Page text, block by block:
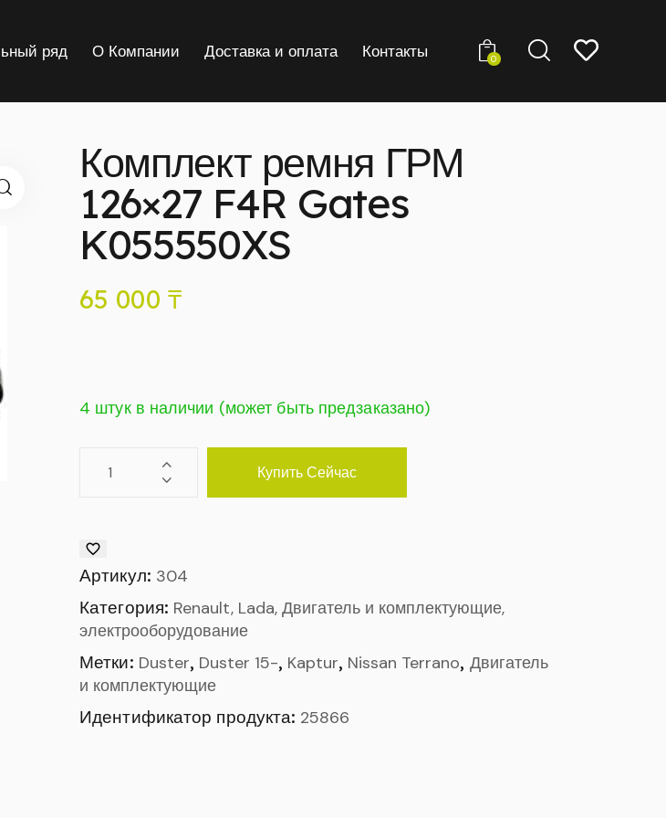
ряд О Компании Доставка и оплата Контакты 0
Комплект ремня ГРМ
126×27 F4R Gates
K055550XS
65 000 ₸
4 штук в наличии (может быть предзаказано)
Купить Сейчас
Артикул: 304
Категория: Renault, Lada, Двигатель и комплектующие,
электрооборудование
Метки: Duster, Duster 15-, Kaptur, Nissan Terrano, Двигатель
и комплектующие
Идентификатор продукта: 25866